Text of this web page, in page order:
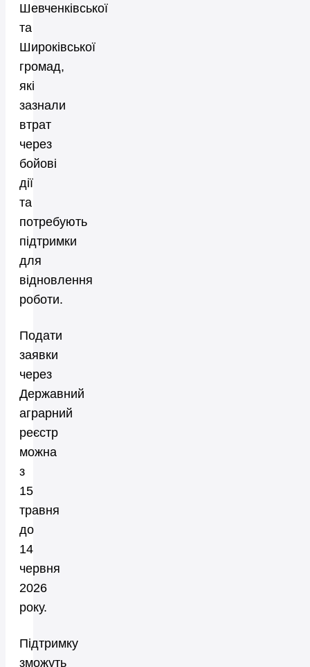
Шевченківської
та
Широківської
громад,
які
зазнали
втрат
через
бойові
дії
та
потребують
підтримки
для
відновлення
роботи.
Подати
заявки
через
Державний
аграрний
реєстр
можна
з
15
травня
до
14
червня
2026
року.
Підтримку
зможуть